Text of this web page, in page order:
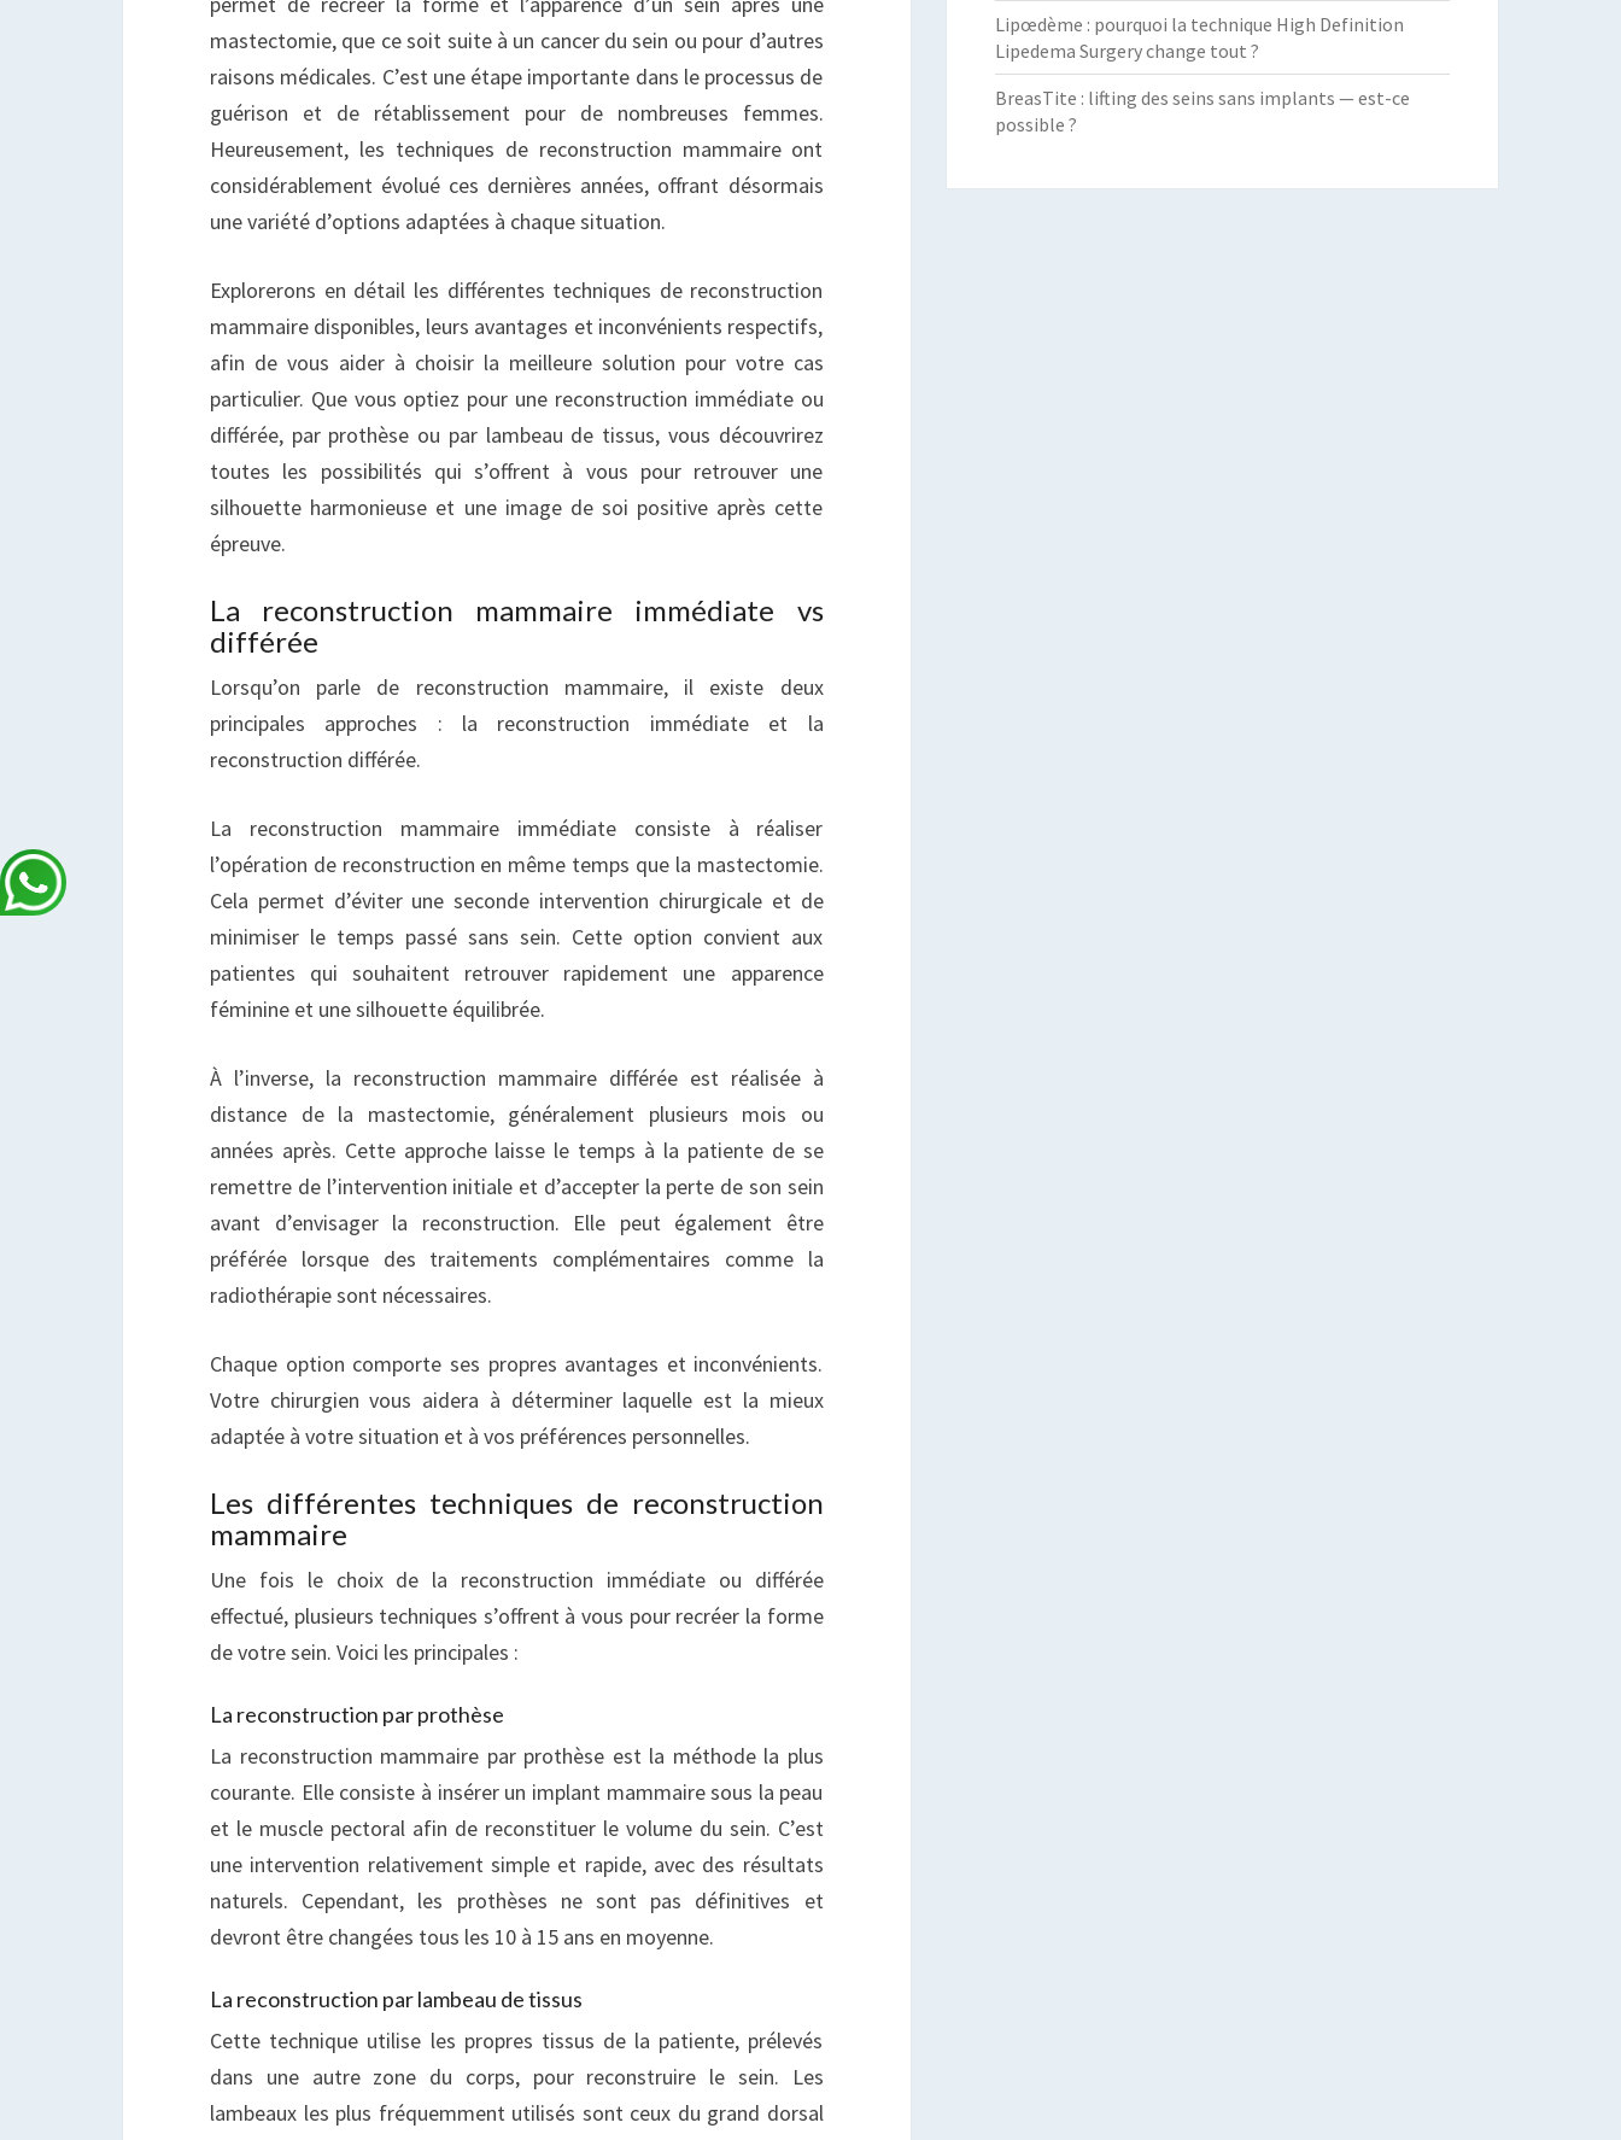
mastectomie, que ce soit suite à un cancer du sein ou pour d’autres
raisons médicales. C’est une étape importante dans le processus de
guérison et de rétablissement pour de nombreuses femmes.
Heureusement, les techniques de reconstruction mammaire ont
considérablement évolué ces dernières années, offrant désormais
une variété d’options adaptées à chaque situation.
Explorerons en détail les différentes techniques de reconstruction
mammaire disponibles, leurs avantages et inconvénients respectifs,
afin de vous aider à choisir la meilleure solution pour votre cas
particulier. Que vous optiez pour une reconstruction immédiate ou
différée, par prothèse ou par lambeau de tissus, vous découvrirez
toutes les possibilités qui s’offrent à vous pour retrouver une
silhouette harmonieuse et une image de soi positive après cette
épreuve.
La reconstruction mammaire immédiate vs
différée
Lorsqu’on parle de reconstruction mammaire, il existe deux
principales approches : la reconstruction immédiate et la
reconstruction différée.
La reconstruction mammaire immédiate consiste à réaliser
l’opération de reconstruction en même temps que la mastectomie.
Cela permet d’éviter une seconde intervention chirurgicale et de
minimiser le temps passé sans sein. Cette option convient aux
patientes qui souhaitent retrouver rapidement une apparence
féminine et une silhouette équilibrée.
À l’inverse, la reconstruction mammaire différée est réalisée à
distance de la mastectomie, généralement plusieurs mois ou
années après. Cette approche laisse le temps à la patiente de se
remettre de l’intervention initiale et d’accepter la perte de son sein
avant d’envisager la reconstruction. Elle peut également être
préférée lorsque des traitements complémentaires comme la
radiothérapie sont nécessaires.
Chaque option comporte ses propres avantages et inconvénients.
Votre chirurgien vous aidera à déterminer laquelle est la mieux
adaptée à votre situation et à vos préférences personnelles.
Les différentes techniques de reconstruction
mammaire
Une fois le choix de la reconstruction immédiate ou différée
effectué, plusieurs techniques s’offrent à vous pour recréer la forme
de votre sein. Voici les principales :
La reconstruction par prothèse
La reconstruction mammaire par prothèse est la méthode la plus
courante. Elle consiste à insérer un implant mammaire sous la peau
et le muscle pectoral afin de reconstituer le volume du sein. C’est
une intervention relativement simple et rapide, avec des résultats
naturels. Cependant, les prothèses ne sont pas définitives et
devront être changées tous les 10 à 15 ans en moyenne.
La reconstruction par lambeau de tissus
Cette technique utilise les propres tissus de la patiente, prélevés
dans une autre zone du corps, pour reconstruire le sein. Les
lambeaux les plus fréquemment utilisés sont ceux du grand dorsal
Lipœdème : pourquoi la technique High Definition
Lipedema Surgery change tout ?
BreasTite : lifting des seins sans implants — est-ce
possible ?